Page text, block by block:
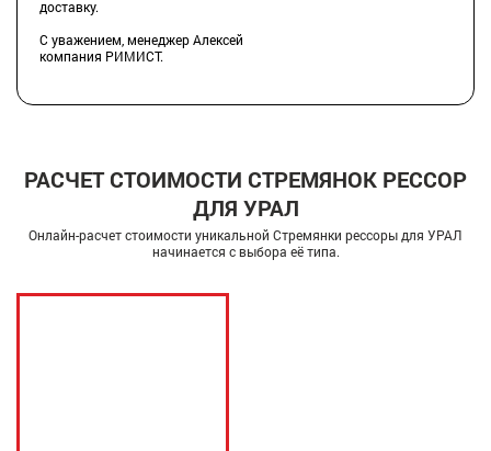
доставку.
С уважением, менеджер Алексей
компания РИМИСТ.
РАСЧЕТ СТОИМОСТИ СТРЕМЯНОК РЕССОР
ДЛЯ УРАЛ
Онлайн-расчет стоимости уникальной Стремянки рессоры для УРАЛ
начинается с выбора её типа.